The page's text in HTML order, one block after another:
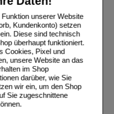
unserer Website
Kundenkonto) setzen
Diese sind technisch
überhaupt funktioniert.
Cookies, Pixel und
unsere Website an das
im Shop
darüber, wie Sie
wir ein, um den Shop
Sie zugeschnittene